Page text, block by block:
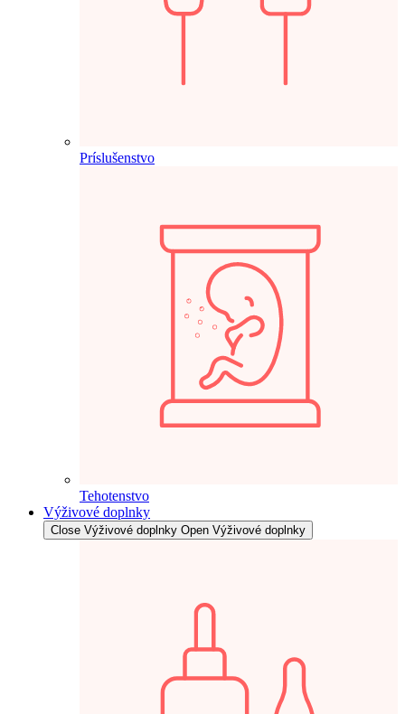
Príslušenstvo
Tehotenstvo
Výživové doplnky
Close Výživové doplnky Open Výživové doplnky